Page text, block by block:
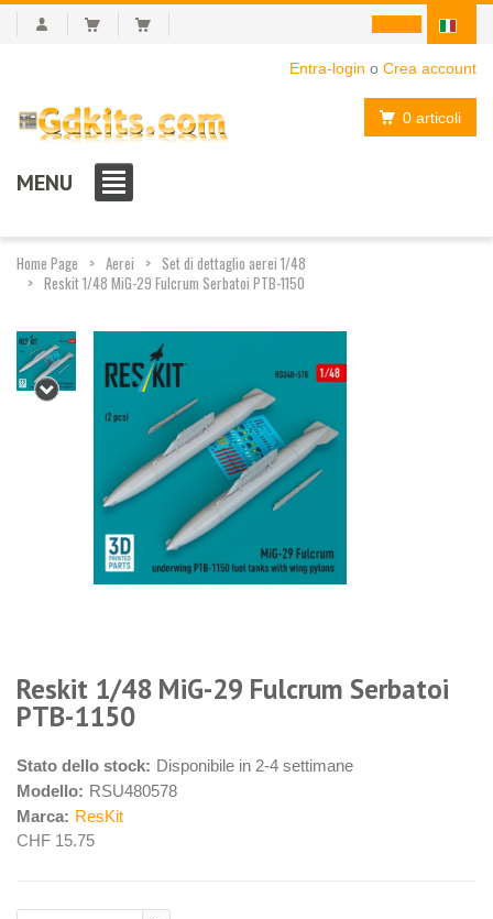
Entra-login o Crea account
0 articoli
MENU
Home Page Aerei
Set di dettaglio aerei 1/48
Reskit 1/48 MiG-29 Fulcrum Serbatoi PTB-1150
Reskit 1/48 MiG-29 Fulcrum Serbatoi
PTB-1150
Stato dello stock: Disponibile in 2-4 settimane
Modello: RSU480578
Marca: ResKit
CHF 15.75